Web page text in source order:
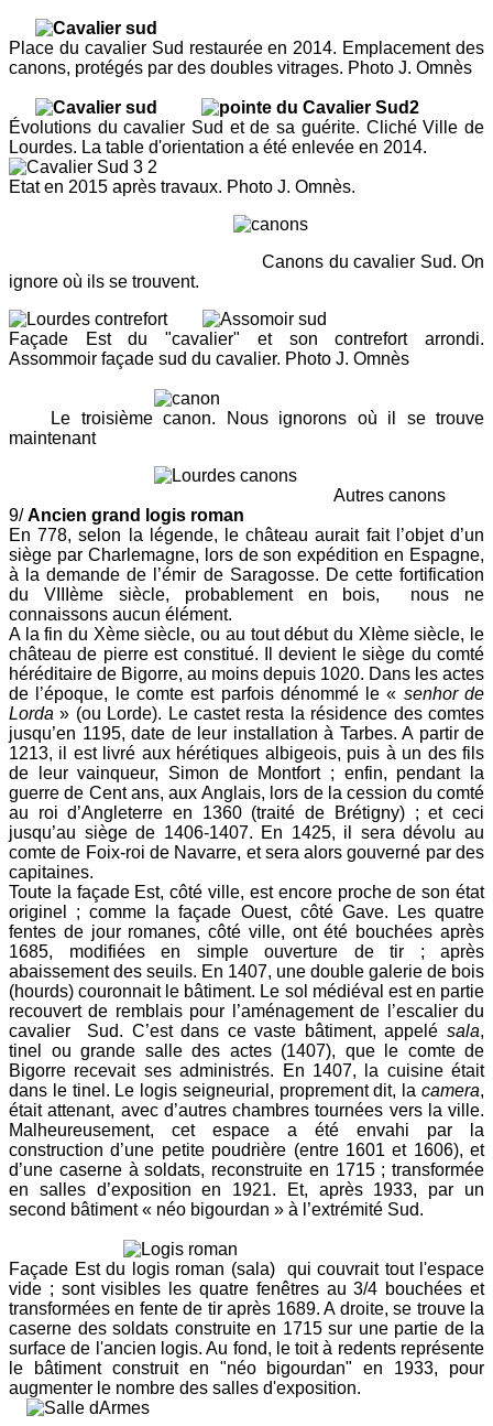
Place du cavalier Sud restaurée en 2014. Emplacement des
canons, protégés par des doubles vitrages. Photo J. Omnès
Évolutions du cavalier Sud et de sa guérite. Cliché Ville de
Lourdes. La table d'orientation a été enlevée en 2014.
Etat en 2015 après travaux. Photo J. Omnès.
Canons du cavalier Sud. On
ignore où ils se trouvent.
Façade Est du "cavalier" et son contrefort arrondi.
Assommoir façade sud du cavalier. Photo J. Omnès
Le troisième canon. Nous ignorons où il se trouve
maintenant
Autres canons
9/ Ancien grand logis roman
En 778, selon la légende, le château aurait fait l’objet d’un
siège par Charlemagne, lors de son expédition en Espagne,
à la demande de l’émir de Saragosse. De cette fortification
du VIIIème siècle, probablement en bois,
nous ne
connaissons aucun élément.
A la fin du Xème siècle, ou au tout début du XIème siècle, le
château de pierre est constitué. Il devient le siège du comté
héréditaire de Bigorre, au moins depuis 1020. Dans les actes
de l’époque, le comte est parfois dénommé le « senhor de
Lorda » (ou Lorde). Le castet resta la résidence des comtes
jusqu’en 1195, date de leur installation à Tarbes. A partir de
1213, il est livré aux hérétiques albigeois, puis à un des fils
de leur vainqueur, Simon de Montfort ; enfin, pendant la
guerre de Cent ans, aux Anglais, lors de la cession du comté
au roi d’Angleterre en 1360 (traité de Brétigny) ; et ceci
jusqu’au siège de 1406-1407. En 1425, il sera dévolu au
comte de Foix-roi de Navarre, et sera alors gouverné par des
capitaines.
Toute la façade Est, côté ville, est encore proche de son état
originel ; comme la façade Ouest, côté Gave. Les quatre
fentes de jour romanes, côté ville, ont été bouchées après
1685, modifiées en simple ouverture de tir ; après
abaissement des seuils. En 1407, une double galerie de bois
(hourds) couronnait le bâtiment. Le sol médiéval est en partie
recouvert de remblais pour l’aménagement de l’escalier du
cavalier
Sud. C’est dans ce vaste bâtiment, appelésala,
tinel ou grande salle des actes (1407), que le comte de
Bigorre recevait ses administrés. En 1407, la cuisine était
dans le tinel. Le logis seigneurial, proprement dit, la camera,
était attenant, avec d’autres chambres tournées vers la ville.
Malheureusement, cet espace a été envahi par la
construction d’une petite poudrière (entre 1601 et 1606), et
d’une caserne à soldats, reconstruite en 1715 ; transformée
en salles d’exposition en 1921. Et, après 1933, par un
second bâtiment « néo bigourdan » à l’extrémité Sud.
Façade Est du logis roman (sala) qui couvrait tout l'espace
vide ; sont visibles les quatre fenêtres au 3/4 bouchées et
transformées en fente de tir après 1689. A droite, se trouve la
caserne des soldats construite en 1715 sur une partie de la
surface de l'ancien logis. Au fond, le toit à redents représente
le bâtiment construit en "néo bigourdan" en 1933, pour
augmenter le nombre des salles d'exposition.